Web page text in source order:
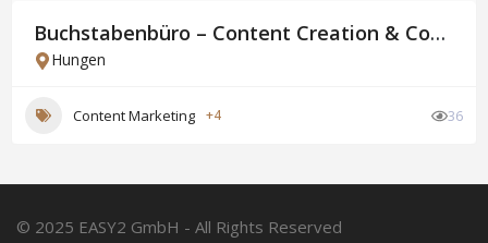
Buchstabenbüro – Content Creation & Copywriting
Hungen
Content Marketing +4 36
© 2025 EASY2 GmbH - All Rights Reserved